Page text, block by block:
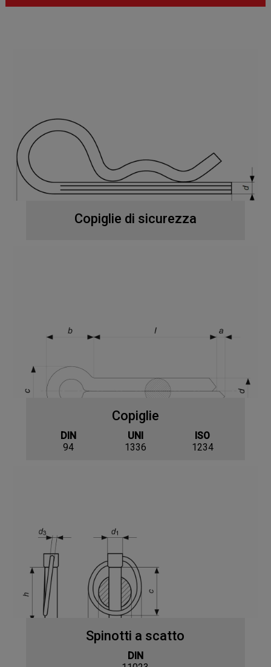
Copiglie di sicurezza
Copiglie
DIN
94
UNI
1336
ISO
1234
Spinotti a scatto
DIN